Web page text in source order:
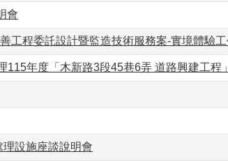
會
工程委託設計暨監造技術服務案-實境體驗
115年度「木新路3段45巷6弄 道路興建工程
設施座談說明會